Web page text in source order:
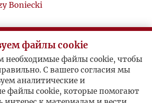
Boniecki
файлы cookie
необходимые файлы cookie, чтобы
С вашего согласия мы
аналитические и
файлы cookie, которые помогают